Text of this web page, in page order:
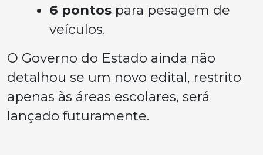
6 pontos para pesagem de
veículos.
O Governo do Estado ainda não
detalhou se um novo edital, restrito
apenas às áreas escolares, será
lançado futuramente.